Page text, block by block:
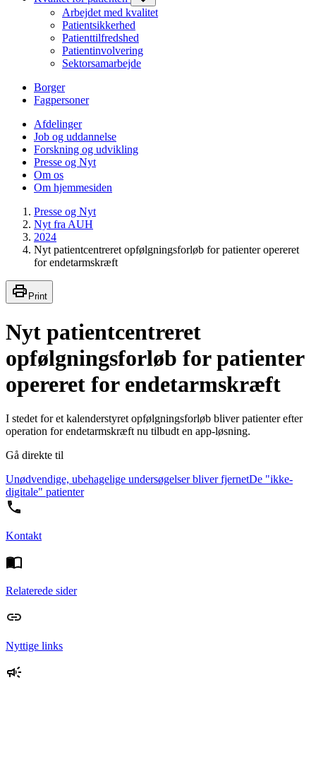
Arbejdet med kvalitet
Patientsikkerhed
Patienttilfredshed
Patientinvolvering
Sektorsamarbejde
Borger
Fagpersoner
Afdelinger
Job og uddannelse
Forskning og udvikling
Presse og Nyt
Om os
Om hjemmesiden
Presse og Nyt
Nyt fra AUH
2024
Nyt patientcentreret opfølgningsforløb for patienter opereret
for endetarmskræft
Print
Nyt patientcentreret
opfølgningsforløb for patienter
opereret for endetarmskræft
I stedet for et kalenderstyret opfølgningsforløb bliver patienter efter
operation for endetarmskræft nu tilbudt en app-løsning.
Gå direkte til
Unødvendige, ubehagelige undersøgelser bliver fjernetDe "ikke-
digitale" patienter
Kontakt
Relaterede sider
Nyttige links